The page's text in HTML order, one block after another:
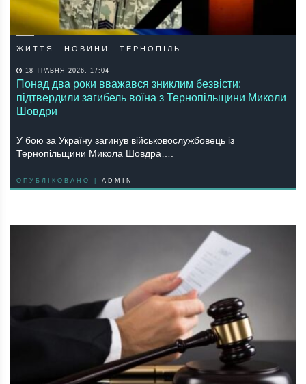
ЖИТТЯ НОВИНИ ТЕРНОПІЛЬ
18 ТРАВНЯ 2026, 17:04
Понад два роки вважався зниклим безвісти:
підтвердили загибель воїна з Тернопільщини Миколи
Шовдри
У бою за Україну загинув військовослужбовець із
Тернопільщини Микола Шовдра….
ОПУБЛІКОВАНО | ADMIN